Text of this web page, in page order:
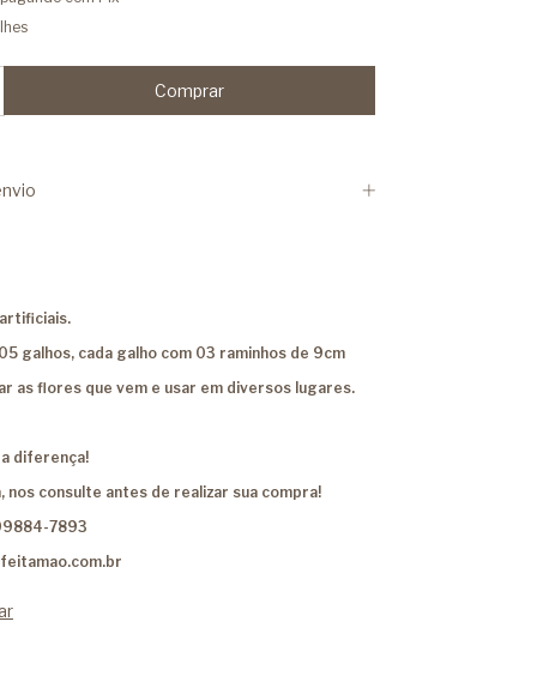
galhos, cada galho com 03 raminhos de 9cm
as flores que vem e usar em diversos lugares.
diferença!
nos consulte antes de realizar sua compra!
7893